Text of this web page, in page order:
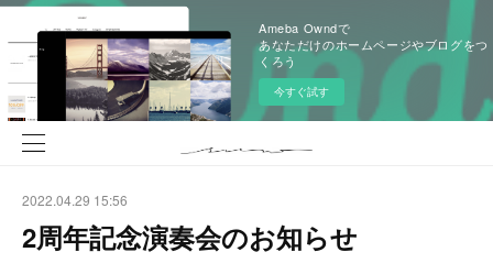
Ameba Owndで
あなただけのホームページやブログをつ
くろう
今すぐ試す
2022.04.29 15:56
2周年記念演奏会のお知らせ